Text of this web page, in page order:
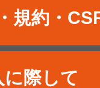
規約・
に際して